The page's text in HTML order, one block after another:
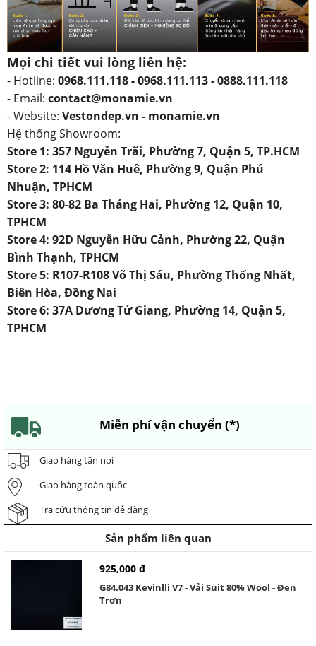
Mọi chi tiết vui lòng liên hệ:
- Hotline: 0968.111.118 - 0968.111.113 - 0888.111.118
- Email: contact@monamie.vn
- Website: Vestondep.vn - monamie.vn
Hệ thống Showroom:
Store 1: 357 Nguyễn Trãi, Phường 7, Quận 5, TP.HCM
Store 2: 114 Hồ Văn Huê, Phường 9, Quận Phú
Nhuận, TPHCM
Store 3: 80-82 Ba Tháng Hai, Phường 12, Quận 10,
TPHCM
Store 4: 92D Nguyễn Hữu Cảnh, Phường 22, Quận
Bình Thạnh, TPHCM
Store 5: R107-R108 Võ Thị Sáu, Phường Thống Nhất,
Biên Hòa, Đồng Nai
Store 6: 37A Dương Tử Giang, Phường 14, Quận 5,
TPHCM
Miễn phí vận chuyển (*)
Giao hàng tận nơi
Giao hàng toàn quốc
Tra cứu thông tin dễ dàng
Sản phẩm liên quan
925,000 đ
G84.043 Kevinlli V7 - Vải Suit 80% Wool - Đen
Trơn